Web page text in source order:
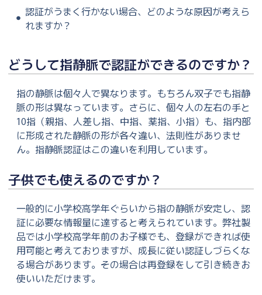
認証がうまく行かない場合、どのような原因が考えら
れますか？
どうして指静脈で認証ができるのですか？
指の静脈は個々人で異なります。もちろん双子でも指静
脈の形は異なっています。さらに、個々人の左右の手と
10指（親指、人差し指、中指、薬指、小指）も、指内部
に形成された静脈の形が各々違い、法則性がありませ
ん。指静脈認証はこの違いを利用しています。
子供でも使えるのですか？
一般的に小学校高学年ぐらいから指の静脈が安定し、認
証に必要な情報量に達すると考えられています。弊社製
品では小学校高学年前のお子様でも、登録ができれば使
用可能と考えておりますが、成長に従い認証しづらくな
る場合があります。その場合は再登録をして引き続きお
使いいただけます。